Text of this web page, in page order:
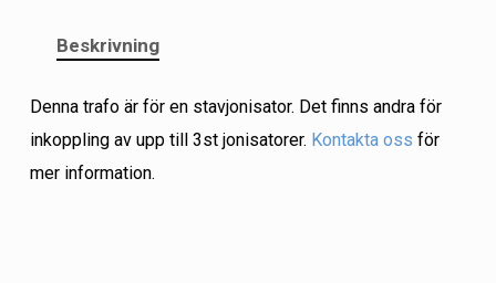
Beskrivning
Denna trafo är för en stavjonisator. Det finns andra för
inkoppling av upp till 3st jonisatorer. Kontakta oss för
mer information.